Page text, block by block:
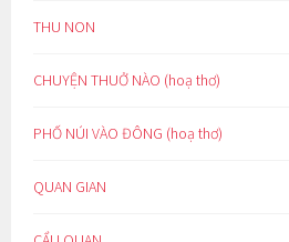
THU NON
CHUYỆN THUỞ NÀO (hoạ thơ)
PHỐ NÚI VÀO ĐÔNG (hoạ thơ)
QUAN GIAN